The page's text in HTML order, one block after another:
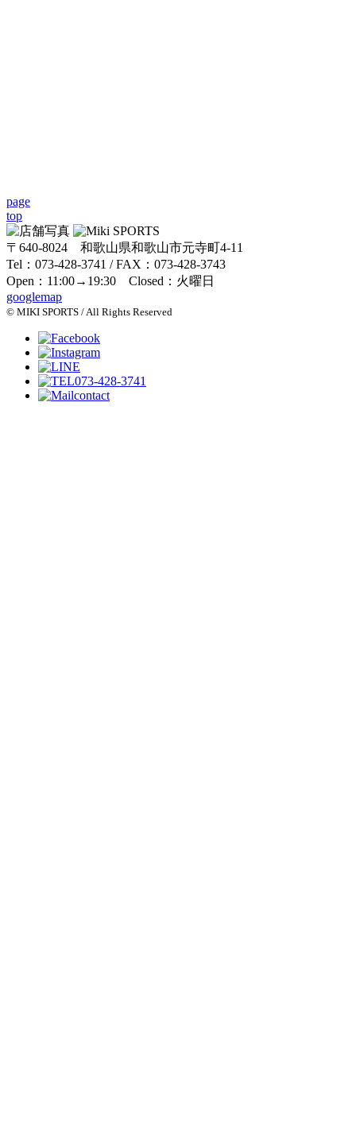
page
top
〒640-8024 和歌山県和歌山市元寺町4-11
Tel：073-428-3741 / FAX：073-428-3743
Open：11:00→19:30 Closed：火曜日
googlemap
© MIKI SPORTS / All Rights Reserved
073-428-3741
contact